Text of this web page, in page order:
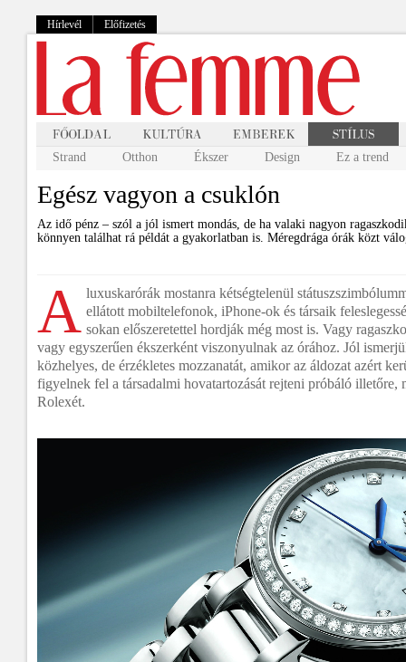
Hírlevél Előfizetés
Strand Otthon Ékszer Design Ez a trend
Egész vagyon a csuklón
Az idő pénz – szól a jól ismert mondás, de ha valaki nagyon
könnyen találhat rá példát a gyakorlatban is. Méregdrága órák közt
A luxuskarórák mostanra kétségtelenül
ellátott mobiltelefonok, iPhone-ok és társaik
sokan előszeretettel hordják még most is. Vagy
vagy egyszerűen ékszerként viszonyulnak az órához. Jól
közhelyes, de érzékletes mozzanatát, amikor az áldozat azért
figyelnek fel a társadalmi hovatartozását rejteni próbáló illetőre,
Rolexét.